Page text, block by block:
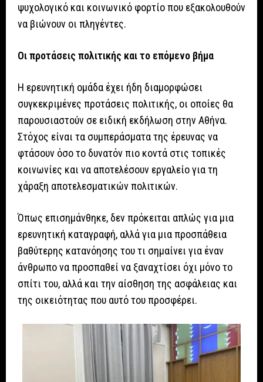
ψυχολογικό και κοινωνικό φορτίο που εξακολουθούν
να βιώνουν οι πληγέντες.
Οι προτάσεις πολιτικής και το επόμενο βήμα
Η ερευνητική ομάδα έχει ήδη διαμορφώσει
συγκεκριμένες προτάσεις πολιτικής, οι οποίες θα
παρουσιαστούν σε ειδική εκδήλωση στην Αθήνα.
Στόχος είναι τα συμπεράσματα της έρευνας να
φτάσουν όσο το δυνατόν πιο κοντά στις τοπικές
κοινωνίες και να αποτελέσουν εργαλείο για τη
χάραξη αποτελεσματικών πολιτικών.
Όπως επισημάνθηκε, δεν πρόκειται απλώς για μια
ερευνητική καταγραφή, αλλά για μια προσπάθεια
βαθύτερης κατανόησης του τι σημαίνει για έναν
άνθρωπο να προσπαθεί να ξαναχτίσει όχι μόνο το
σπίτι του, αλλά και την αίσθηση της ασφάλειας και
της οικειότητας που αυτό του προσφέρει.